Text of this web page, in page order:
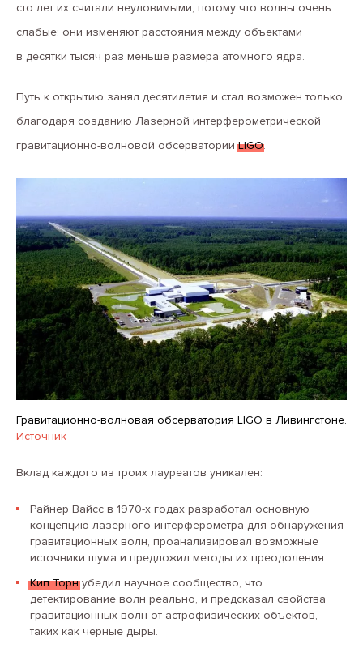
сто лет их считали неуловимыми, потому что волны очень
слабые: они изменяют расстояния между объектами
в десятки тысяч раз меньше размера атомного ядра.
Путь к открытию занял десятилетия и стал возможен только
благодаря созданию Лазерной интерферометрической
гравитационно-волновой обсерваторииLIGO.
Гравитационно-волновая обсерватория LIGO в Ливингстоне.
Источник
Вклад каждого из троих лауреатов уникален:
Райнер Вайсс в 1970-х годах разработал основную
концепцию лазерного интерферометра для обнаружения
гравитационных волн, проанализировал возможные
источники шума и предложил методы их преодоления.
Кип Торнубедил научное сообщество, что
детектирование волн реально, и предсказал свойства
гравитационных волн от астрофизических объектов,
таких как черные дыры.